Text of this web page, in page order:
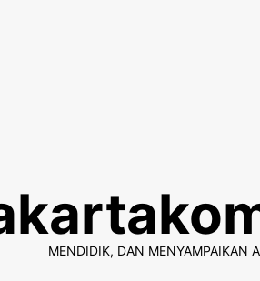
content
MENDIDIK, DAN MENYAMPAIKAN